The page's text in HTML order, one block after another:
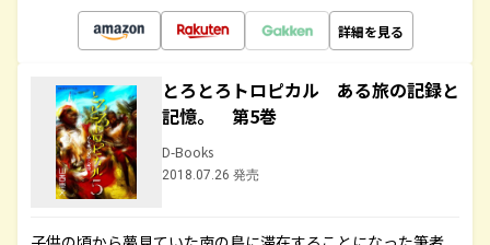
詳細を見る
とろとろトロピカル ある旅の記録と
記憶。 第5巻
D-Books
2018.07.26 発売